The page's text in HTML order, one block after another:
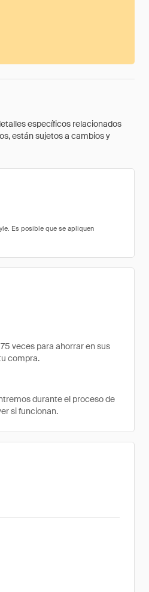
específicos relacionados
están sujetos a cambios y
veces para ahorrar en sus
compra.
durante el proceso de
si funcionan.